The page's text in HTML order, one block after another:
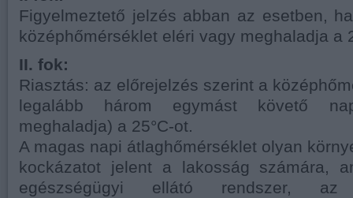
Figyelmeztető jelzés abban az esetben,
középhőmérséklet eléri vagy meghaladja a
II. fok:
Riasztás: az előrejelzés szerint a
legalább három egymást követő
meghaladja) a 25°C-ot.
A magas napi átlaghőmérséklet olyan
kockázatot jelent a lakosság számára,
egészségügyi ellátó rendszer, az